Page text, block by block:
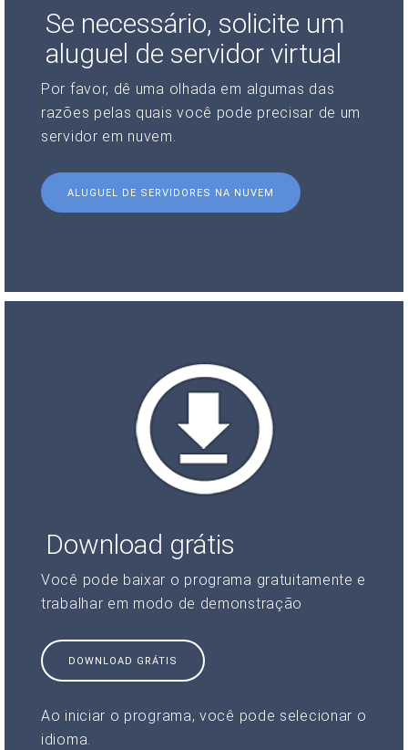
Se necessário, solicite um
aluguel de servidor virtual
Por favor, dê uma olhada em algumas das
razões pelas quais você pode precisar de um
servidor em nuvem.
ALUGUEL DE SERVIDORES NA NUVEM
Download grátis
Você pode baixar o programa gratuitamente e
trabalhar em modo de demonstração
DOWNLOAD GRÁTIS
Ao iniciar o programa, você pode selecionar o
idioma.